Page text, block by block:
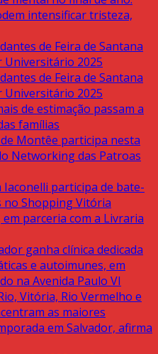
intensificar tristeza,
de Feira de Santana
Universitário 2025
de Feira de Santana
Universitário 2025
de estimação passam a
famílias
Montêe participa nesta
Networking das Patroas
Iaconelli participa de bate-
no Shopping Vitória
parceria com a Livraria
ganha clínica dedicada
e autoimunes, em
na Avenida Paulo VI
Vitória, Rio Vermelho e
as maiores
em Salvador, afirma